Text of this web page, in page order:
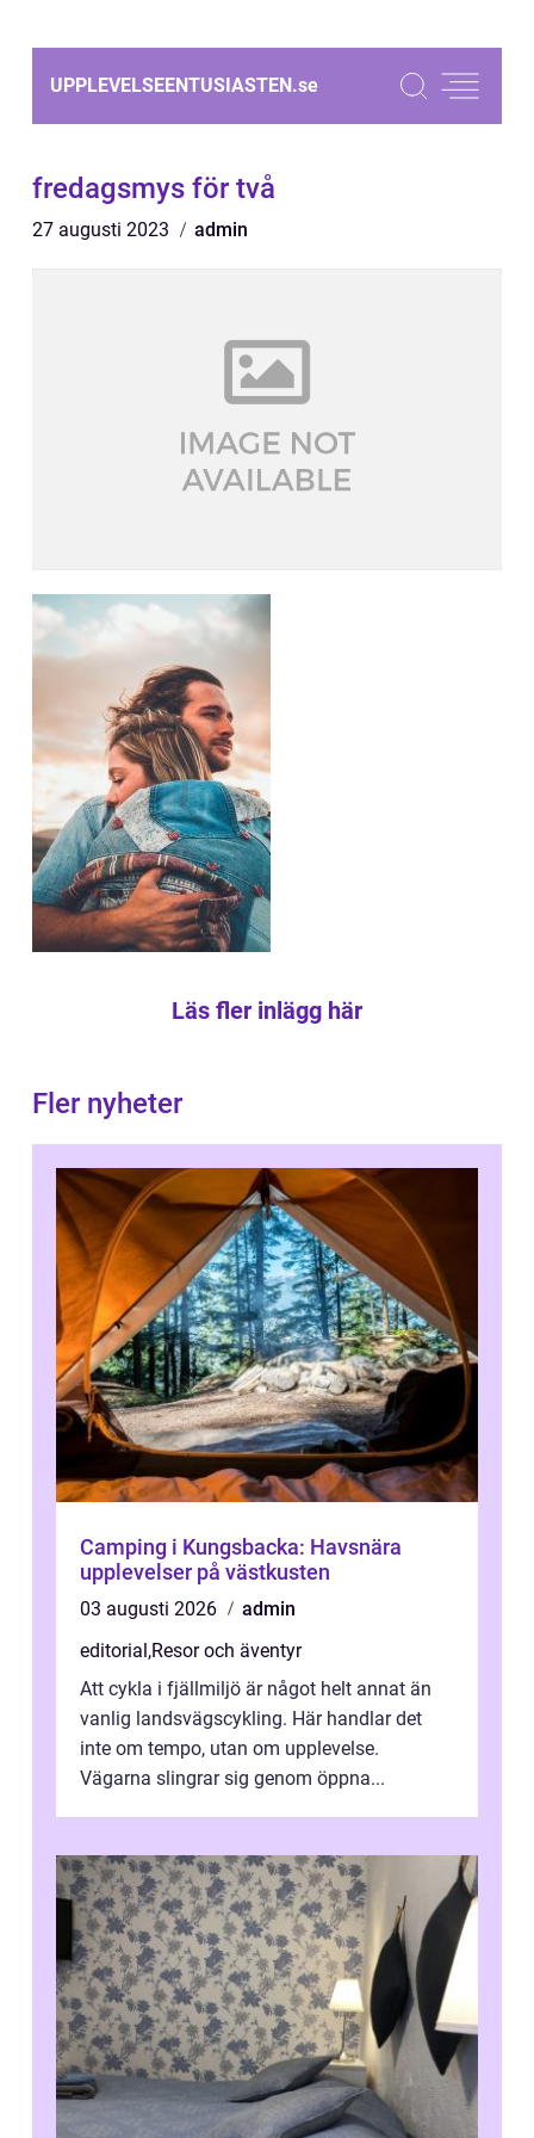
UPPLEVELSEENTUSIASTEN.se
fredagsmys för två
27 augusti 2023 admin
Läs fler inlägg här
Fler nyheter
Camping i Kungsbacka: Havsnära
upplevelser på västkusten
03 augusti 2026
admin
editorial,Resor och äventyr
Att cykla i fjällmiljö är något helt annat än
vanlig landsvägscykling. Här handlar det
inte om tempo, utan om upplevelse.
Vägarna slingrar sig genom öppna...